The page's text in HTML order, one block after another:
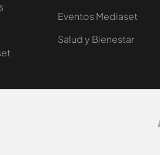
Eventos Mediaset
Salud y Bienestar